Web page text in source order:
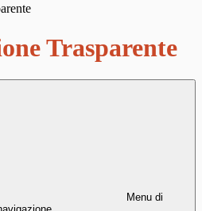
Trasparente
Menu di